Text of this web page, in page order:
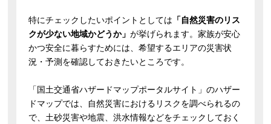
特にチェックしたいポイントとしては 「自然災害のリス
クが少ない地域かどうか」 が挙げられます。家族が安心
かつ安全に暮らすためには、希望するエリアの災害状
況・予測を確認しておきたいところです。
「国土交通省ハザードマップポータルサイト」のハザー
ドマップでは、自然災害におけるリスクを調べられるの
で、土砂災害や地震、洪水情報などをチェックしておく